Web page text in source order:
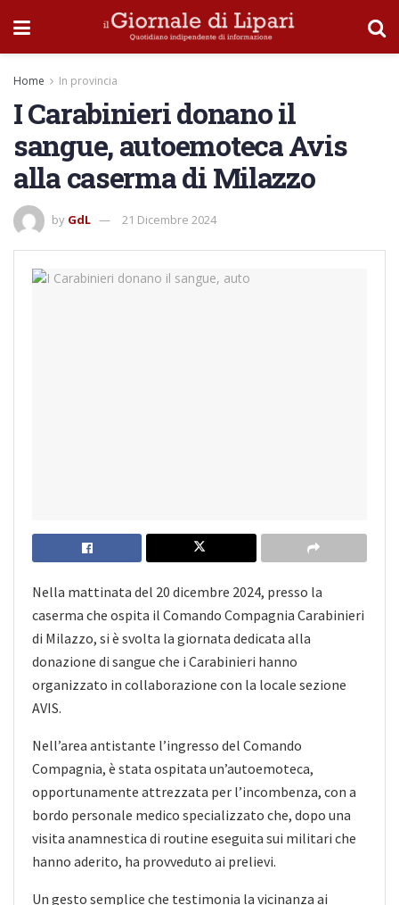
Home In provincia
I Carabinieri donano il
sangue, autoemoteca Avis
alla caserma di Milazzo
by GdL 21 Dicembre 2024
Nella mattinata del 20 dicembre 2024, presso la
caserma che ospita il Comando Compagnia Carabinieri
di Milazzo, si è svolta la giornata dedicata alla
donazione di sangue che i Carabinieri hanno
organizzato in collaborazione con la locale sezione
AVIS.
Nell’area antistante l’ingresso del Comando
Compagnia, è stata ospitata un’autoemoteca,
opportunamente attrezzata per l’incombenza, con a
bordo personale medico specializzato che, dopo una
visita anamnestica di routine eseguita sui militari che
hanno aderito, ha provveduto ai prelievi.
Un gesto semplice che testimonia la vicinanza ai